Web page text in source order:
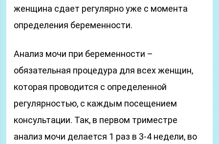
женщина сдает регулярно уже с момента
определения беременности.
Анализ мочи при беременности –
обязательная процедура для всех женщин,
которая проводится с определенной
регулярностью, с каждым посещением
консультации. Так, в первом триместре
анализ мочи делается 1 раз в 3-4 недели, во